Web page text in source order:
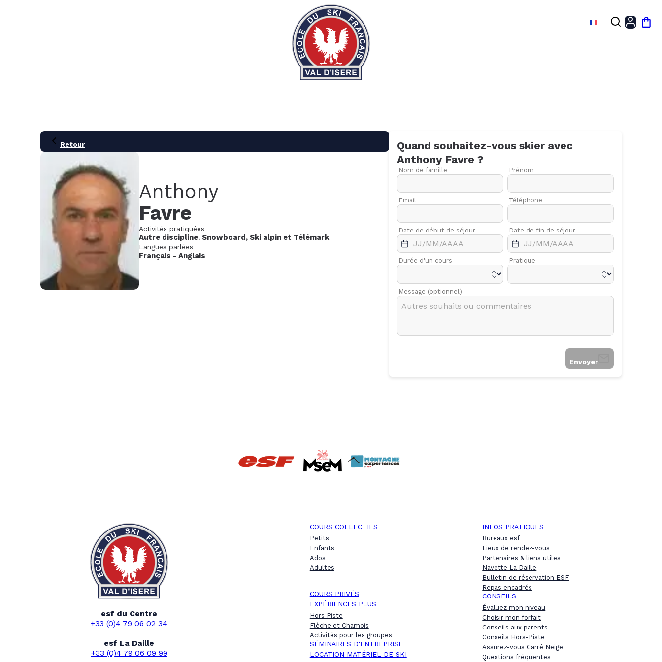
Retour
Anthony
Favre
Activités pratiquées
Autre discipline, Snowboard, Ski alpin et Télémark
Langues parlées
Français - Anglais
Quand souhaitez-vous skier avec
Anthony Favre ?
Nom de famille Prénom
Email Téléphone
Date de début de séjour Date de fin de séjour
Durée d'un cours Pratique
Message (optionnel)
Envoyer
21
2026
28
Déc.
12 19 26
2027
Avr.
17
Mai
esf du Centre
+33 (0)4 79 06 02 34
esf La Daille
+33 (0)4 79 06 09 99
COURS COLLECTIFS
Petits
Enfants
Ados
Adultes
COURS PRIVÉS
EXPÉRIENCES PLUS
Hors Piste
Flèche et Chamois
Activités pour les groupes
SÉMINAIRES D'ENTREPRISE
LOCATION MATÉRIEL DE SKI
INFOS PRATIQUES
Bureaux esf
Lieux de rendez-vous
Partenaires & liens utiles
Navette La Daille
Bulletin de réservation ESF
Repas encadrés
CONSEILS
Évaluez mon niveau
Choisir mon forfait
Conseils aux parents
Conseils Hors-Piste
Assurez-vous Carré Neige
Questions fréquentes